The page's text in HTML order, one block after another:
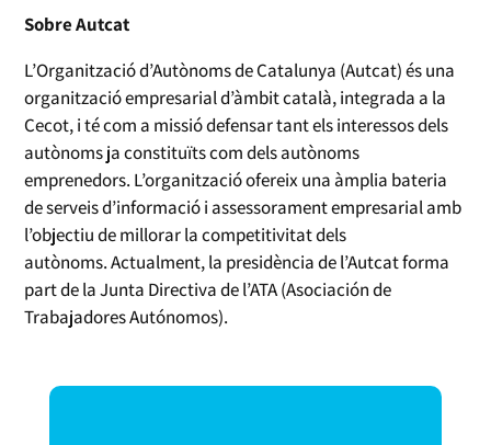
Sobre Autcat
L’Organització d’Autònoms de Catalunya (Autcat) és una
organització empresarial d’àmbit català, integrada a la
Cecot, i té com a missió defensar tant els interessos dels
autònoms ja constituïts com dels autònoms
emprenedors. L’organització ofereix una àmplia bateria
de serveis d’informació i assessorament empresarial amb
l’objectiu de millorar la competitivitat dels
autònoms. Actualment, la presidència de l’Autcat forma
part de la Junta Directiva de l’ATA (Asociación de
Trabajadores Autónomos).